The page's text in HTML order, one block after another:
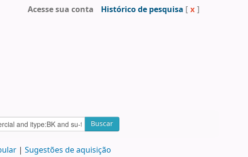
Acesse sua conta Histórico de pesquisa [ x ]
Buscar
Sugestões de aquisição